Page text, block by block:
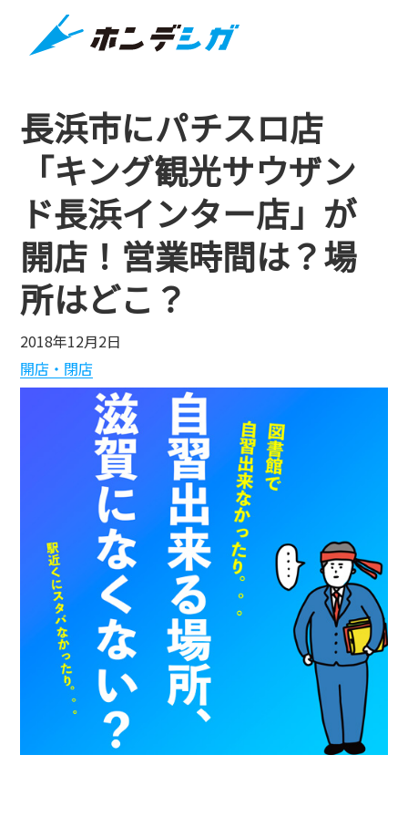
長浜市にパチスロ店
「キング観光サウザン
ド長浜インター店」が
開店！営業時間は？場
所はどこ？
2018年12月2日
開店・閉店